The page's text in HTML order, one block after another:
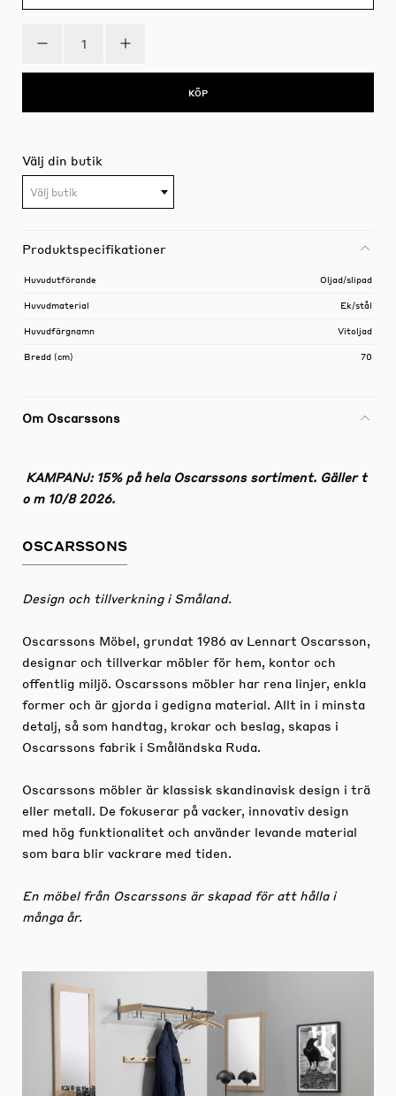
KÖP
Välj din butik
Välj butik
Produktspecifikationer
Huvudutförande Oljad/slipad
Huvudmaterial Ek/stål
Huvudfärgnamn Vitoljad
Bredd (cm) 70
Om Oscarssons
KAMPANJ: 15% på hela Oscarssons sortiment. Gäller t
o m 10/8 2026.
OSCARSSONS
Design och tillverkning i Småland.
Oscarssons Möbel, grundat 1986 av Lennart Oscarsson,
designar och tillverkar möbler för hem, kontor och
offentlig miljö. Oscarssons möbler har rena linjer, enkla
former och är gjorda i gedigna material. Allt in i minsta
detalj, så som handtag, krokar och beslag, skapas i
Oscarssons fabrik i Småländska Ruda.
Oscarssons möbler är klassisk skandinavisk design i trä
eller metall. De fokuserar på vacker, innovativ design
med hög funktionalitet och använder levande material
som bara blir vackrare med tiden.
En möbel från Oscarssons är skapad för att hålla i
många år.